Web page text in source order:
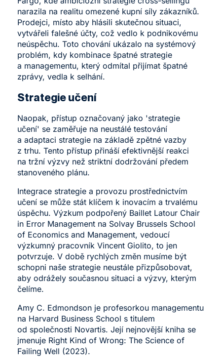
narazila na realitu omezené kupní síly zákazníků.
Prodejci, místo aby hlásili skutečnou situaci,
vytvářeli falešné účty, což vedlo k podnikovému
neúspěchu. Toto chování ukázalo na systémový
problém, kdy kombinace špatné strategie
a managementu, který odmítal přijímat špatné
zprávy, vedla k selhání.
Strategie učení
Naopak, přístup označovaný jako 'strategie
učení' se zaměřuje na neustálé testování
a adaptaci strategie na základě zpětné vazby
z trhu. Tento přístup přináší efektivnější reakci
na tržní výzvy než striktní dodržování předem
stanoveného plánu.
Integrace strategie a provozu prostřednictvím
učení se může stát klíčem k inovacím a trvalému
úspěchu. Výzkum podpořený Baillet Latour Chair
in Error Management na Solvay Brussels School
of Economics and Management, vedoucí
výzkumný pracovník Vincent Giolito, to jen
potvrzuje. V době rychlých změn musíme být
schopni naše strategie neustále přizpůsobovat,
aby odrážely současnou situaci a výzvy, kterým
čelíme.
Amy C. Edmondson je profesorkou managementu
na Harvard Business School s titulem
od společnosti Novartis. Její nejnovější kniha se
jmenuje Right Kind of Wrong: The Science of
Failing Well (2023).